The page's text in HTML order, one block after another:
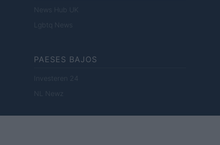
News Hub UK
Lgbtq News
PAESES BAJOS
Investeren 24
NL Newz